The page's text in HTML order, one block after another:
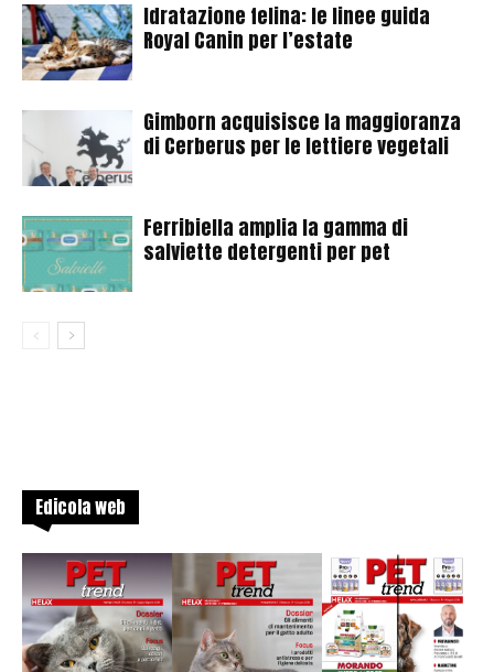
Idratazione felina: le linee guida
Royal Canin per l’estate
Gimborn acquisisce la maggioranza
di Cerberus per le lettiere vegetali
Ferribiella amplia la gamma di
salviette detergenti per pet
Edicola web